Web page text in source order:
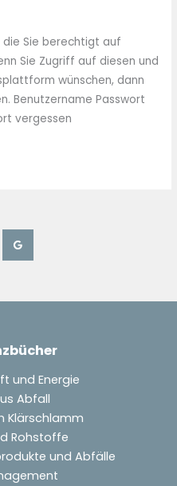
die Sie berechtigt auf
Sie Zugriff auf diesen und
wünschen, dann
Benutzername Passwort
vergessen
und Energie
Abfall
Klärschlamm
Rohstoffe
und Abfälle